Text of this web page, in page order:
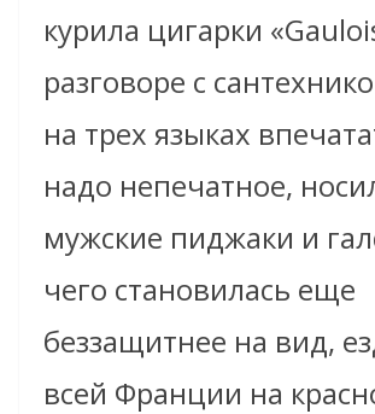
курила цигарки
разговоре с
на трех языках
надо непечатное,
мужские пиджаки и
чего становилась еще
беззащитнее на вид,
всей Франции на